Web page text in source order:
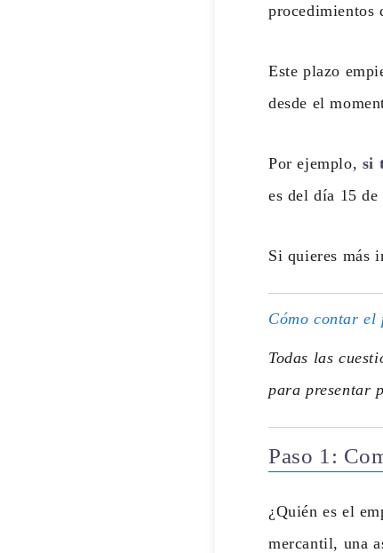
procedimientos
Este plazo
desde el
Por ejemplo, si
es del día 15 de
Si quieres más
Cómo contar el
Todas las
para presentar
Paso 1:
¿Quién es el
mercantil, una